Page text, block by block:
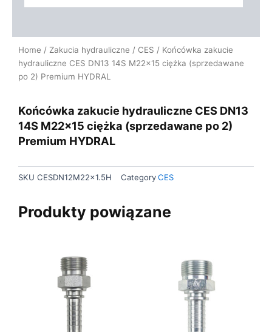
Home / Zakucia hydrauliczne / CES / Końcówka zakucie
hydrauliczne CES DN13 14S M22x15 ciężka (sprzedawane
po 2) Premium HYDRAL
Końcówka zakucie hydrauliczne CES DN13
14S M22x15 ciężka (sprzedawane po 2)
Premium HYDRAL
SKU CESDN12M22x1.5H CategoryCES
Produkty powiązane